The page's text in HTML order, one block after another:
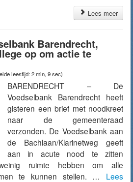
Lees meer
Barendrecht,
op om actie te
leestijd: 2 min, 9 sec)
BARENDRECHT – De
Voedselbank Barendrecht heeft
gisteren een brief met noodkreet
naar de gemeenteraad
verzonden. De Voedselbank aan
de Bachlaan/Klarinetweg geeft
aan in acute nood te zitten
ruimte hebben om alle
te kunnen stellen. … Lees